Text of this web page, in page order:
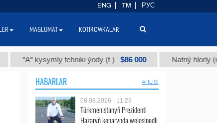
kysymly tehniki ýody (t.) $86 000 Natriý hlorly (nahar
HABARLAR ÄHLISI
08.08.2026 - 11:23
Türkmenistanyň Prezidenti
Hazaryň kenarynda welosipedli
ENG TM РУС
MAGLUMAT KOTIROWKALAR